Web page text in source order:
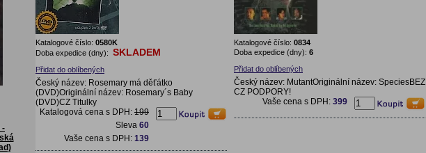
-
Katalogové číslo: 0580K
Doba expedice (dny): SKLADEM
Přidat do oblíbených
Český název: Rosemary má děťátko
(DVD)Originální název: Rosemary´s Baby
(DVD)CZ Titulky
Katalogová cena s DPH: 199
Sleva 60
Vaše cena s DPH: 139
Katalogové číslo: 0834
Doba expedice (dny): 6
Přidat do oblíbených
Český název: MutantOriginální název: SpeciesBEZ
CZ PODPORY!
Vaše cena s DPH: 399